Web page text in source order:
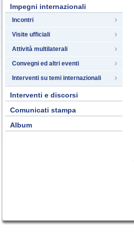
Impegni internazionali
Incontri
Visite ufficiali
Attività multilaterali
Convegni ed altri eventi
Interventi su temi internazionali
Interventi e discorsi
Comunicati stampa
Album